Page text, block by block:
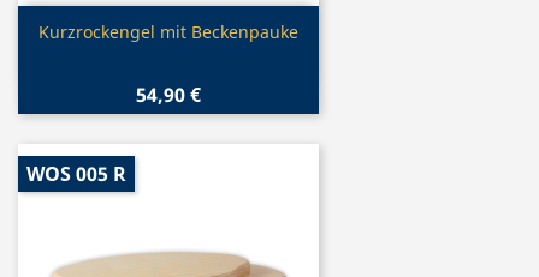
Vorschau
Kurzrockengel mit Beckenpauke
54,90 €
WOS 005 R